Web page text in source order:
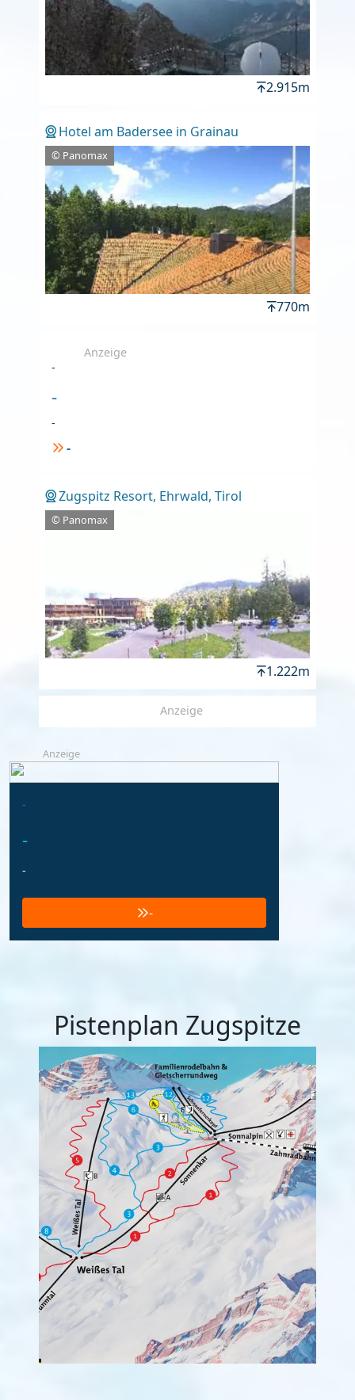
2.915m
Hotel am Badersee in Grainau
© Panomax
770m
Anzeige
-
-
-
-
Zugspitz Resort, Ehrwald, Tirol
© Panomax
1.222m
Anzeige
Anzeige
-
-
-
-
Pistenplan Zugspitze